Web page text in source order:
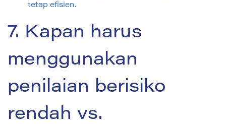
tetap efisien.
7. Kapan harus
menggunakan
penilaian berisiko
rendah vs.